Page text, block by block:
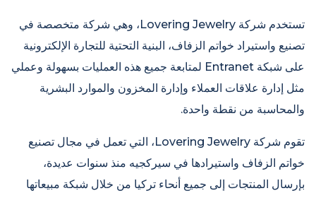
تستخدم شركة Lovering Jewelry، وهي شركة متخصصة في
تصنيع واستيراد خواتم الزفاف، البنية التحتية للتجارة الإلكترونية
على شبكة Entranet لمتابعة جميع هذه العمليات بسهولة وعملي
مثل إدارة علاقات العملاء وإدارة المخزون والموارد البشرية
والمحاسبة من نقطة واحدة.
تقوم شركة Lovering Jewelry، التي تعمل في مجال تصنيع
خواتم الزفاف واستيرادها في سيركجيه منذ سنوات عديدة،
بإرسال المنتجات إلى جميع أنحاء تركيا من خلال شبكة مبيعاتها